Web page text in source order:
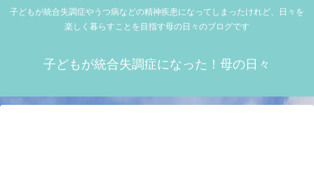
子どもが統合失調症やうつ病などの精神疾患になってしまったけれど、日々を
楽しく暮らすことを目指す母の日々のブログです
子どもが統合失調症になった！母の日々